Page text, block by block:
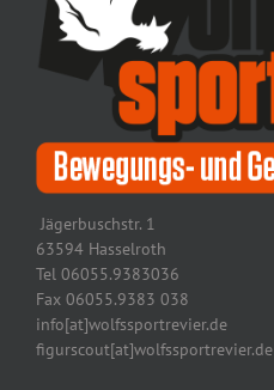
Jägerbuschstr. 1
63594 Hasselroth
Tel 06055.9383036
Fax 06055.9383 038
info[at]wolfssportrevier.de
figurscout[at]wolfssportrevier.de